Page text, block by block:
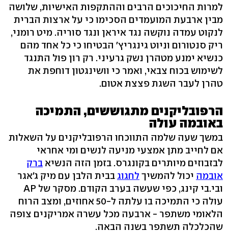
למרות החיכוכים הרבים וההתקפות האישיות, שלושה
מבין ארבעת המועמדים הסכימו כי על ארצות הברית
לנקוט עמדה נוקשה נגד איראן ונגד סוריה. מיט רומני,
ריק סנטורום וניוט גינגריץ' הבטיחו כי כל אחד מהם
כנשיא ימנע מטהרן נשק גרעיני. רק רון פול התנגד
לשימוש בכוח צבאי, ואמר כי וושינגטון דוחפת את
טהרן לעבר השגת פצצת אטום.
הרפובליקנים מתגוששים, התמיכה
באובמה עולה
במשך שעה שלמה התווכחו הרפובליקנים על השאלות
אם לחייב מתן אמצעי מניעה לנשים ומי אחראי
לבזבוזים מיותרים בקונגרס. בזמן הזה הנשיא ברק
אובמה יכול להמשיך לחגוג בבית הלבן עם מיק ג'אגר
ובי.בי קינג, כפי שעשה בערב הקודם. מסקר של AP
עולה כי התמיכה בו עלתה ל-50 אחוזים, ומצב הרוח
הלאומי משתפר - ארבעה מכל עשרה אמריקנים צופה
שהכלכלה תשתפר בשנה הבאה.